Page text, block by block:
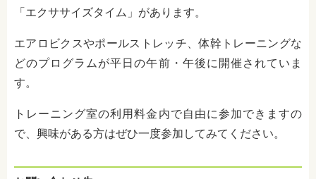
「エクササイズタイム」があります。
エアロビクスやポールストレッチ、体幹トレーニングな
どのプログラムが平日の午前・午後に開催されていま
す。
トレーニング室の利用料金内で自由に参加できますの
で、興味がある方はぜひ一度参加してみてください。